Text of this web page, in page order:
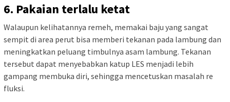
6. Pakaian terlalu ketat
Walaupun kelihatannya remeh, memakai baju yang sangat
sempit di area perut bisa memberi tekanan pada lambung dan
meningkatkan peluang timbulnya asam lambung. Tekanan
tersebut dapat menyebabkan katup LES menjadi lebih
gampang membuka diri, sehingga mencetuskan masalah re
fluksi.